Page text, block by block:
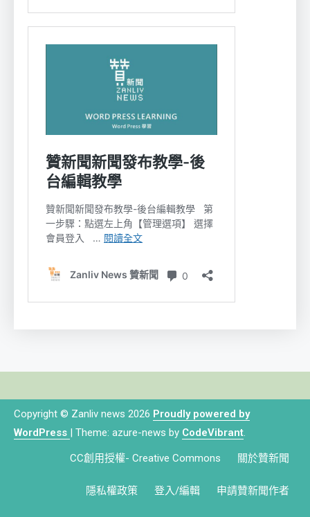
Copyright © Zanliv news 2026 Proudly powered by
WordPress
Theme: azure-news by CodeVibrant.
CC創用授權- Creative Commons 關於贊新聞
隱私權政策 登入/編輯 申請贊新聞作者